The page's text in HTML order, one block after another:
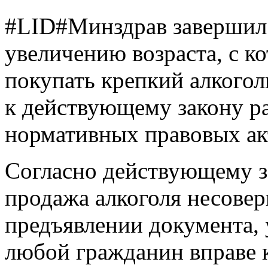
#LID#Минздрав завершил
увеличению возраста, с
покупать крепкий
к действующему закону
нормативных правовых
Согласно действующему
продажа алкоголя
предъявлении
любой гражданин в​праве